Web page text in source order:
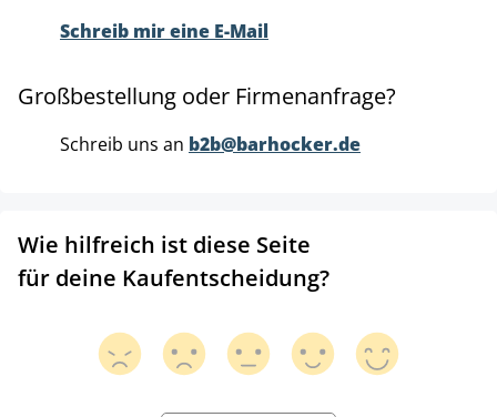
Schreib mir eine E-Mail
Großbestellung oder Firmenanfrage?
Schreib uns an b2b@barhocker.de
Wie hilfreich ist diese Seite
für deine Kaufentscheidung?